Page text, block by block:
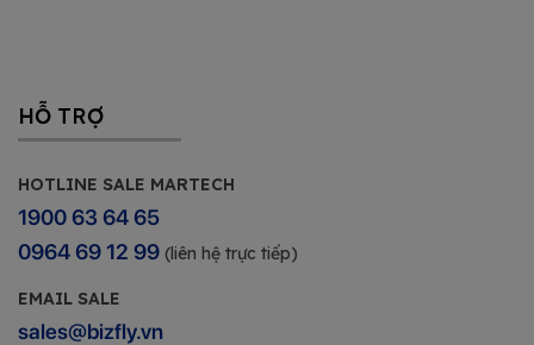
HỖ TRỢ
HOTLINE SALE MARTECH
1900 63 64 65
0964 69 12 99 (liên hệ trực tiếp)
EMAIL SALE
sales@bizfly.vn